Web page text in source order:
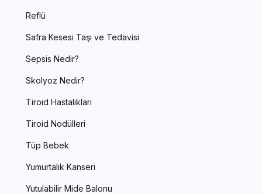
Reflü
Safra Kesesi Taşı ve Tedavisi
Sepsis Nedir?
Skolyoz Nedir?
Tiroid Hastalıkları
Tiroid Nodülleri
Tüp Bebek
Yumurtalık Kanseri
Yutulabilir Mide Balonu